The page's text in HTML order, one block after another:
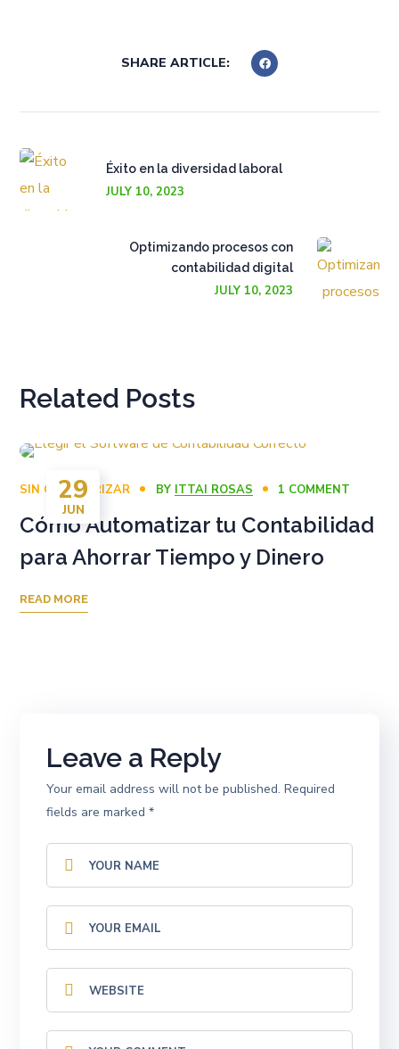
SHARE ARTICLE:
Éxito en la diversidad laboral
JULY 10, 2023
Optimizando procesos con
contabilidad digital
JULY 10, 2023
Related Posts
29
JUN
SIN CATEGORIZAR BY ITTAI ROSAS 1 COMMENT
Cómo Automatizar tu Contabilidad
para Ahorrar Tiempo y Dinero
READ MORE
Leave a Reply
Your email address will not be published. Required
fields are marked*